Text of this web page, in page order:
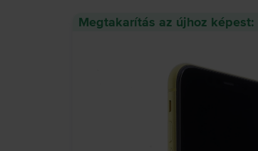
Megtakarítás az újhoz képest: